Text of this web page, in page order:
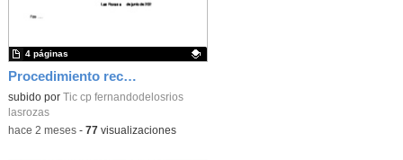
Procedimiento reclamación calificaciones finales_CEIP FDLR_Las Rozas
Contenido educativo.
subido por Tic cp fernandodelosrios
lasrozas
4 páginas
-hace 2 meses- 77visualizaciones